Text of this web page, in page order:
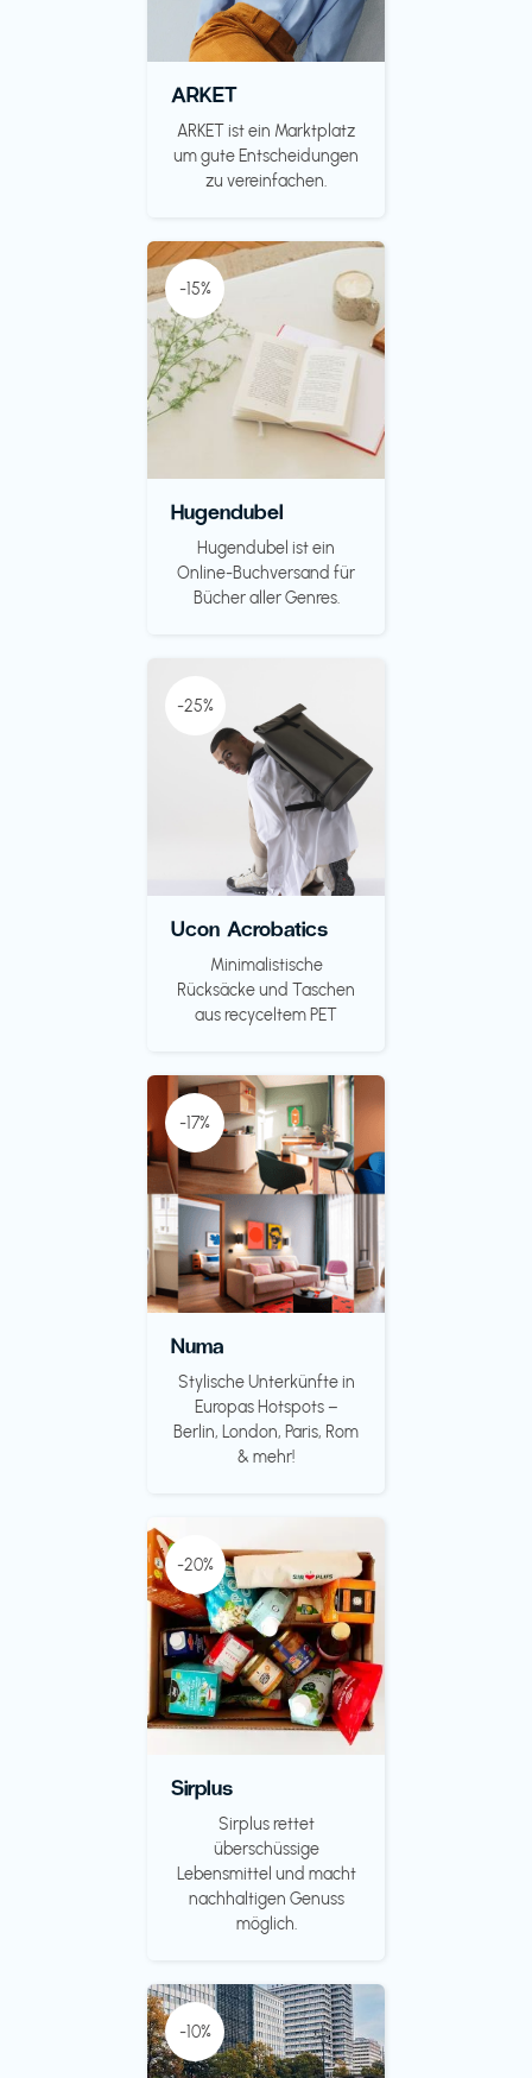
ARKET
ARKET ist ein Marktplatz
um gute Entscheidungen
zu vereinfachen.
-15%
Hugendubel
Hugendubel ist ein
Online-Buchversand für
Bücher aller Genres.
-25%
Ucon Acrobatics
Minimalistische
Rücksäcke und Taschen
aus recyceltem PET
-17%
Numa
Stylische Unterkünfte in
Europas Hotspots –
Berlin, London, Paris, Rom
& mehr!
-20%
Sirplus
Sirplus rettet
überschüssige
Lebensmittel und macht
nachhaltigen Genuss
möglich.
-10%